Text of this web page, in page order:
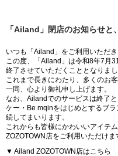
「Ailand」閉店のお知らせ
いつも「Ailand」をご利用いただ
この度、「Ailand」は令和8年7月
終了させていただくこととなりまし
これまで長きにわたり、多くのお
一同、心より御礼申し上げます。
なお、Ailandでのサービスは終了
ケー・Be mqinをはじめとするブ
続してまいります。
これからも皆様にかわいいアイテ
ZOZOTOWN店をご利用いただけま
▼ Ailand ZOZOTOWN店はこちら